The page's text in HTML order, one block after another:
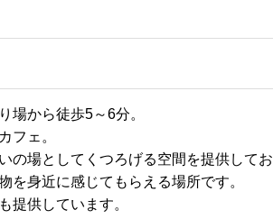
場から徒歩5～6分。
フェ。
の場としてくつろげる空間を提供してお
を身近に感じてもらえる場所です。
提供しています。